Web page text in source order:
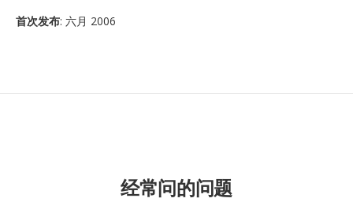
首次发布: 六月 2006
经常问的问题